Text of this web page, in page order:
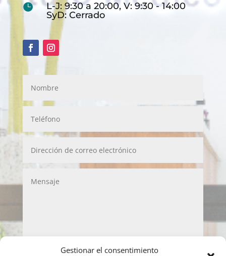
Gestionar el consentimiento

L-J: 9:30 a 20:00, V: 9:30 - 14:00
SyD: Cerrado